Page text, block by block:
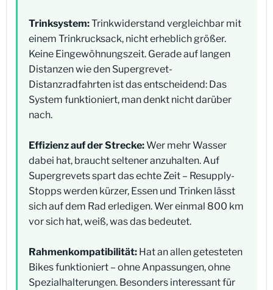
Trinksystem:Trinkwiderstand vergleichbar mit
einem Trinkrucksack, nicht erheblich größer.
Keine Eingewöhnungszeit. Gerade auf langen
Distanzen wie den Supergrevet-
Distanzradfahrten ist das entscheidend: Das
System funktioniert, man denkt nicht darüber
nach.
Effizienz auf der Strecke:Wer mehr Wasser
dabei hat, braucht seltener anzuhalten. Auf
Supergrevets spart das echte Zeit – Resupply-
Stopps werden kürzer, Essen und Trinken lässt
sich auf dem Rad erledigen. Wer einmal 800 km
vor sich hat, weiß, was das bedeutet.
Rahmenkompatibilität: Hat an allen getesteten
Bikes funktioniert – ohne Anpassungen, ohne
Spezialhalterungen. Besonders interessant für